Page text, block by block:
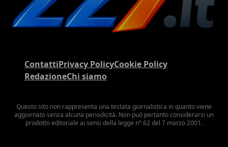
ContattiPrivacy PolicyCookie Policy
RedazioneChi siamo
Questo sito non rappresenta una testata giornalistica in quanto viene
aggiornato senza alcuna periodicità. Non può pertanto considerarsi un
prodotto editoriale ai sensi della legge n° 62 del 7 marzo 2001.